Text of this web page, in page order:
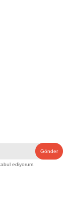
Gönder
ediyorum.